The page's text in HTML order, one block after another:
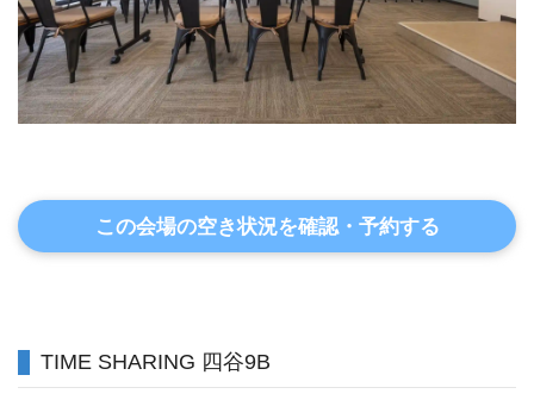
この会場の空き状況を確認・予約する
TIME SHARING 四谷9B